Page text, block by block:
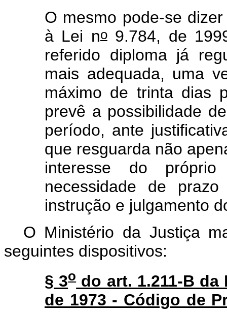
O mesmo pode-se
à Lei no9.784, de
referido diploma já
mais adequada, uma
máximo de trinta dias
prevê a possibilidade
período, ante
que resguarda não
interesse do
necessidade de
instrução e julgamento
O Ministério da Justiça
seguintes dispositivos:
§ 3odo art. 1.211-B da
de 1973 - Código de